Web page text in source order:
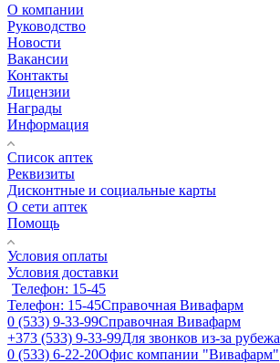
О компании
Руководство
Новости
Вакансии
Контакты
Лицензии
Награды
Информация
Список аптек
Реквизиты
Дисконтные и социальные карты
О сети аптек
Помощь
Условия оплаты
Условия доставки
Телефон: 15-45
Телефон: 15-45Справочная Вивафарм
0 (533) 9-33-99Справочная Вивафарм
+373 (533) 9-33-99Для звонков из-за рубежа
0 (533) 6-22-20Офис компании "Вивафарм"